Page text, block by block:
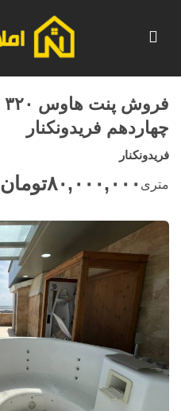
چهاردهم فریدونکنار
فریدونکنار
متری ۸۰,۰۰۰,۰۰۰تومان